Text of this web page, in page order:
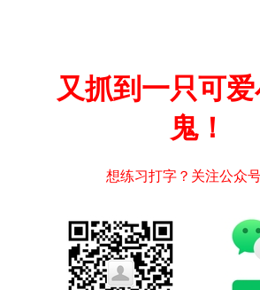
又抓到一只可
鬼！
想练习打字？关注公众号